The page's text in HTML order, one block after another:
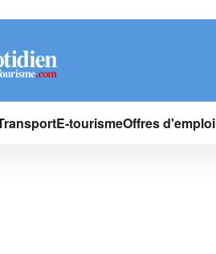
E-tourismeOffres d'emploi